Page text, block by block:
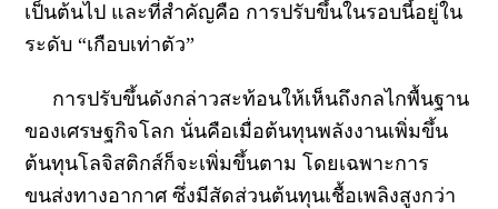
เป็นต้นไป และที่สำคัญคือ การปรับขึ้นในรอบนี้อยู่ใน
ระดับ “เกือบเท่าตัว”
การปรับขึ้นดังกล่าวสะท้อนให้เห็นถึงกลไกพื้นฐาน
ของเศรษฐกิจโลก นั่นคือเมื่อต้นทุนพลังงานเพิ่มขึ้น
ต้นทุนโลจิสติกส์ก็จะเพิ่มขึ้นตาม โดยเฉพาะการ
ขนส่งทางอากาศ ซึ่งมีสัดส่วนต้นทุนเชื้อเพลิงสูงกว่า